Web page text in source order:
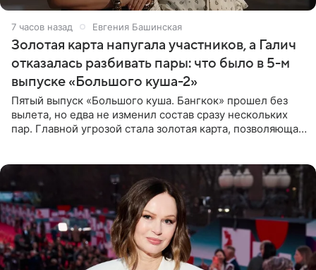
7 часов назад Евгения Башинская
Золотая карта напугала участников, а Галич
отказалась разбивать пары: что было в 5-м
выпуске «Большого куша-2»
Пятый выпуск «Большого куша. Бангкок» прошел без
вылета, но едва не изменил состав сразу нескольких
пар. Главной угрозой стала золотая карта, позволяющая